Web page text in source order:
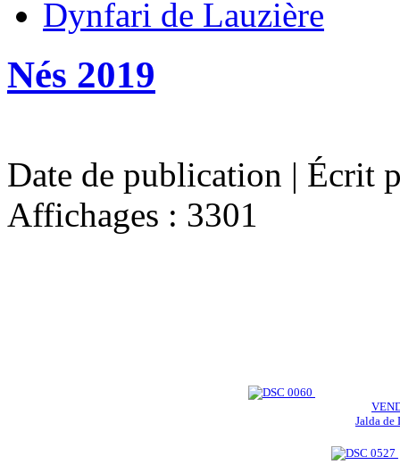
Dynfari de Lauzière
Nés 2019
Date de publication | Écrit
Affichages : 3301
Jalda de